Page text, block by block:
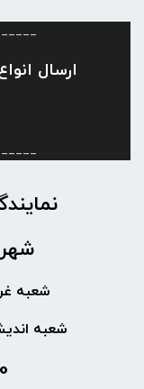
ارسال
شعبه غرب
شعبه اندیشه